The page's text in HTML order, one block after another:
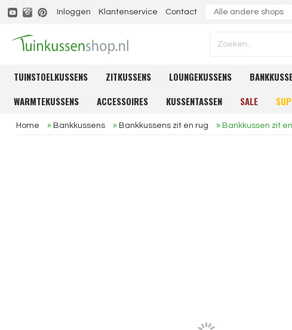
Inloggen Klantenservice Contact
TUINSTOELKUSSENS ZITKUSSENS LOUNGEKUSSENS
WARMTEKUSSENS
ACCESSOIRES KUSSENTASSEN SALE
Home » Bankkussens » Bankkussens zit en rug » Bankkussen zit